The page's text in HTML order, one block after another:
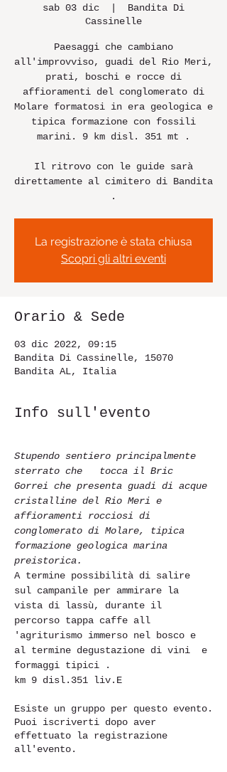
sab 03 dic
Bandita Di
Cassinelle
Paesaggi che cambiano
all'improvviso, guadi del Rio Meri,
prati, boschi e rocce di
affioramenti del conglomerato di
Molare formatosi in era geologica e
tipica formazione con fossili
marini. 9 km disl. 351 mt .
Il ritrovo con le guide sarà
direttamente al cimitero di Bandita
La registrazione è stata chiusa
Scopri gli altri eventi
Orario & Sede
03 dic 2022, 09:15
Bandita Di Cassinelle, 15070
Bandita AL, Italia
Info sull'evento
Stupendo sentiero principalmente
sterrato che   tocca il Bric
Gorrei che presenta guadi di acque
cristalline del Rio Meri e
affioramenti rocciosi di
conglomerato di Molare, tipica
formazione geologica marina
preistorica.
A termine possibilità di salire
sul campanile per ammirare la
vista di lassù, durante il
percorso tappa caffe all
'agriturismo immerso nel bosco e
al termine degustazione di vini  e
formaggi tipici .
km 9 disl.351 liv.E
Esiste un gruppo per questo evento.
Puoi iscriverti dopo aver
effettuato la registrazione
all'evento.